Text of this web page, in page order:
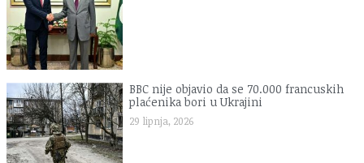
BBC nije objavio da se 70.000 francuskih
plaćenika bori u Ukrajini
29 lipnja, 2026